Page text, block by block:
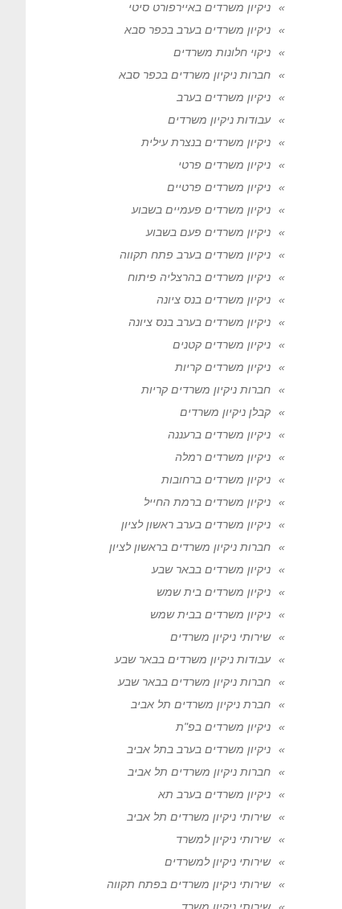
ניקיון משרדים באיירפורט סיטי
ניקיון משרדים בערב בכפר סבא
ניקוי חלונות משרדים
חברות ניקיון משרדים בכפר סבא
ניקיון משרדים בערב
עבודות ניקיון משרדים
ניקיון משרדים בנצרת עילית
ניקיון משרדים פרטי
ניקיון משרדים פרטיים
ניקיון משרדים פעמיים בשבוע
ניקיון משרדים פעם בשבוע
ניקיון משרדים בערב פתח תקווה
ניקיון משרדים בהרצליה פיתוח
ניקיון משרדים בנס ציונה
ניקיון משרדים בערב בנס ציונה
ניקיון משרדים קטנים
ניקיון משרדים קריות
חברות ניקיון משרדים קריות
קבלן ניקיון משרדים
ניקיון משרדים ברעננה
ניקיון משרדים רמלה
ניקיון משרדים ברחובות
ניקיון משרדים ברמת החייל
ניקיון משרדים בערב ראשון לציון
חברות ניקיון משרדים בראשון לציון
ניקיון משרדים בבאר שבע
ניקיון משרדים בית שמש
ניקיון משרדים בבית שמש
שירותי ניקיון משרדים
עבודות ניקיון משרדים בבאר שבע
חברות ניקיון משרדים בבאר שבע
חברת ניקיון משרדים תל אביב
ניקיון משרדים בפ"ת
ניקיון משרדים בערב בתל אביב
חברות ניקיון משרדים תל אביב
ניקיון משרדים בערב תא
שירותי ניקיון משרדים תל אביב
שירותי ניקיון למשרד
שירותי ניקיון למשרדים
שירותי ניקיון משרדים בפתח תקווה